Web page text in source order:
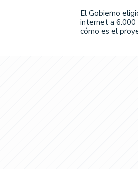
El Gobierno
internet a 6.000
cómo es el